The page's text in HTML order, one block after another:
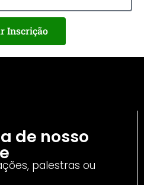
Inscrição
de nosso
palestras ou